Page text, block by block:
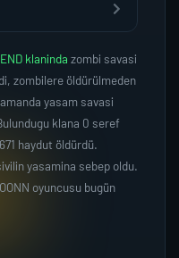
klaninda zombi savasi
zombilere öldürülmeden
yasam savasi
klana 0 seref
haydut öldürdü.
yasamina sebep oldu.
oyuncusu bugün